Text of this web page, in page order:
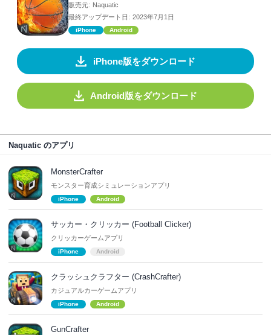
販売元: Naquatic
最終アップデート日: 2023年7月1日
iPhone Android
iPhone版をダウンロード
Android版をダウンロード
Naquatic のアプリ
MonsterCrafter
モンスター育成シミュレーションアプリ
iPhone Android
サッカー・クリッカー (Football Clicker)
クリッカーゲームアプリ
iPhone Android
クラッシュクラフター (CrashCrafter)
カジュアルカーゲームアプリ
iPhone Android
GunCrafter